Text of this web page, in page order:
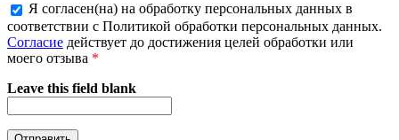
Я согласен(на) на обработку персональных данных в
соответствии с Политикой обработки персональных данных.
Согласие действует до достижения целей обработки или
моего отзыва *
Leave this field blank